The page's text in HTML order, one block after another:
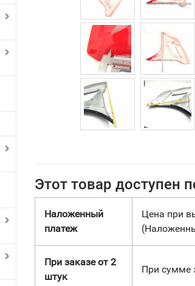
Этот товар доступен
Наложенный
платеж
Цена при
При заказе от 2
штук
При сумме